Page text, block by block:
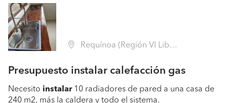
Requínoa (Región VI Libertador B. O'Higgins - Cachapoal)
Presupuesto instalar calefacción gas
Necesito instalar10 radiadores de pared a una casa de
240 m2, más la caldera y todo el sistema.